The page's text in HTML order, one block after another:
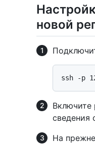
новой
Включите
сведения
На